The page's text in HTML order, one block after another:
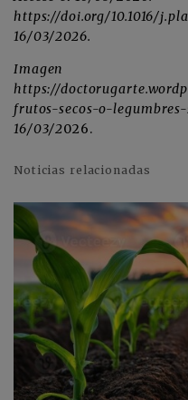
https://doi.org/10.1016/
16/03/2026.
Imagen
https://
frutos-secos-o-
16/03/2026.
Noticias relacionadas